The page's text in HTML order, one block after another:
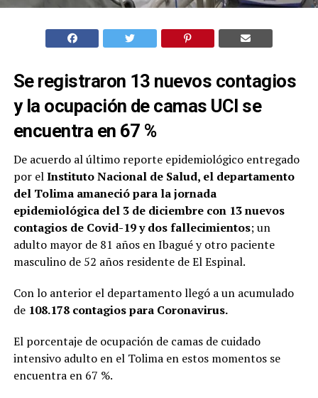
Se registraron 13 nuevos contagios
y la ocupación de camas UCI se
encuentra en 67 %
De acuerdo al último reporte epidemiológico entregado
por elInstituto Nacional de Salud, el departamento
del Tolima amaneció para la jornada
epidemiológica del 3 de diciembre con 13 nuevos
contagios de Covid-19 y dos fallecimientos; un
adulto mayor de 81 años en Ibagué y otro paciente
masculino de 52 años residente de El Espinal.
Con lo anterior el departamento llegó a un acumulado
de 108.178 contagios para Coronavirus.
El porcentaje de ocupación de camas de cuidado
intensivo adulto en el Tolima en estos momentos se
encuentra en 67 %.